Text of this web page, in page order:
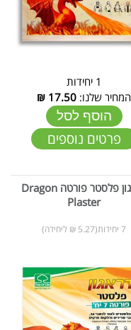
1 יחידות
המחיר שלנו: 17.50
₪
הוסף לסל
פרטים נוספים
דראגון פלסטר פורטה Dragon
Plaster
7 יחידות(5.27 ₪ ליחידה)